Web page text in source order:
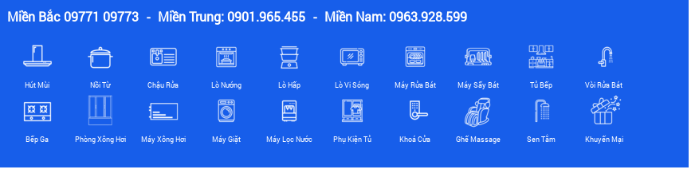
Miền Bắc 09771 09773 - Miền Trung: 0901.965.455 - Miền Nam: 0963.928.599
Hút Mùi Nồi Từ Chậu Rửa Lò Nướng Lò Hấp Lò Vi Sóng Máy Rửa Bát Máy Sấy Bát Tủ Bếp Vòi Rửa Bát
Bếp Ga Phòng Xông Hơi Máy Xông Hơi Máy Giặt Máy Lọc Nước Phụ Kiện Tủ Khoá Cửa Ghế Massage Sen Tắm Khuyến Mại